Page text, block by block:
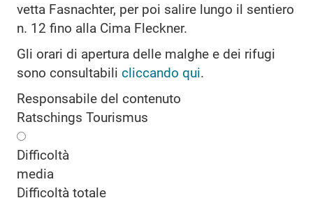
vetta Fasnachter, per poi salire lungo il sentiero
n. 12 fino alla Cima Fleckner.
Gli orari di apertura delle malghe e dei rifugi
sono consultabili cliccando qui.
Responsabile del contenuto
Ratschings Tourismus
Difficoltà
media
Difficoltà totale